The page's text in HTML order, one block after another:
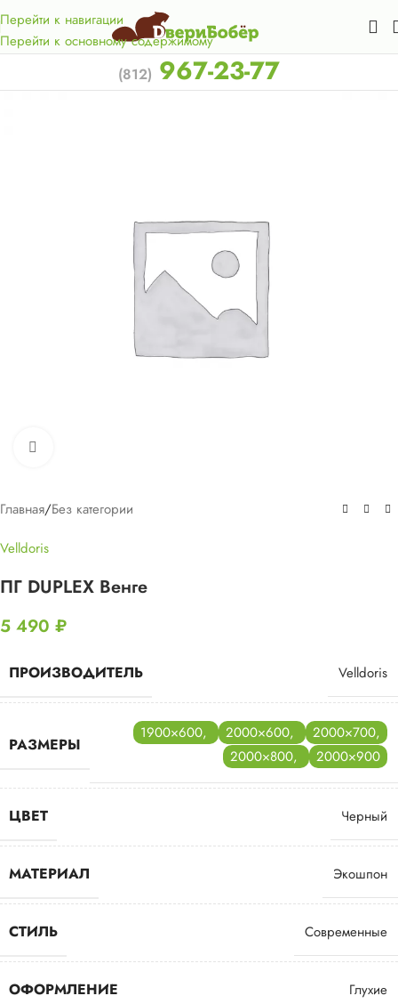
Перейти к навигации
Перейти к основному содержимому
км. от КАД.
(812) 967-23-77
Главная/Без категории
Velldoris
ПГ DUPLEX Венге
5 490 ₽
ПРОИЗВОДИТЕЛЬ Velldoris
РАЗМЕРЫ
1900×600, 2000×600, 2000×700,
2000×800, 2000×900
ЦВЕТ Черный
МАТЕРИАЛ Экошпон
СТИЛЬ Современные
ОФОРМЛЕНИЕ Глухие